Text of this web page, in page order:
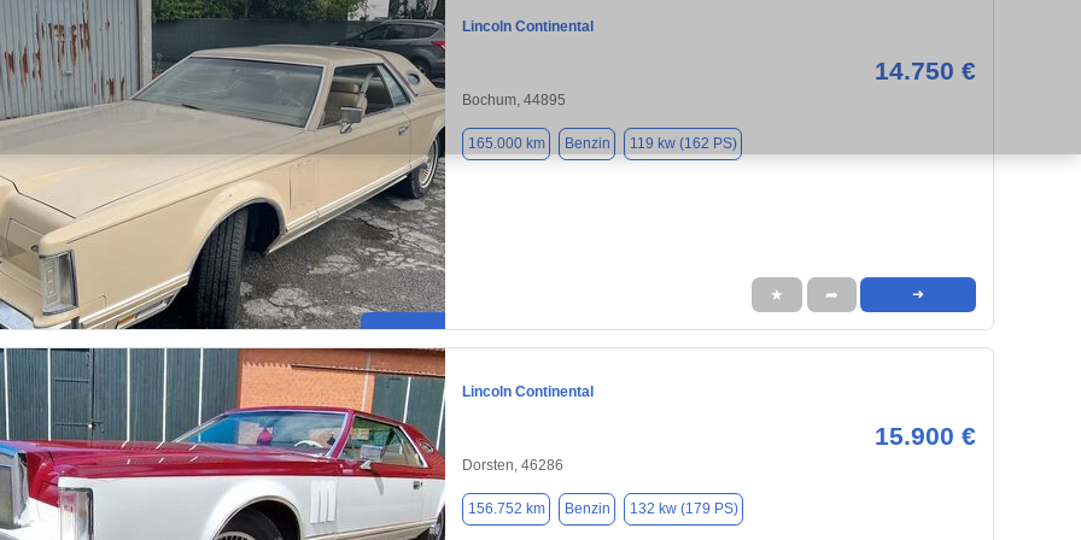
Lincoln Continental
14.750 €
Bochum, 44895
165.000 km Benzin 119 kw (162 PS)
★ ➦ ➜
Lincoln Continental
15.900 €
Dorsten, 46286
156.752 km Benzin 132 kw (179 PS)